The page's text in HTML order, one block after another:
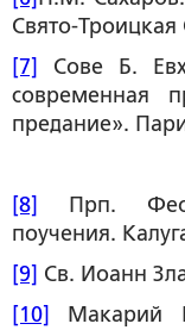
Свято-Троицкая
[7]
Сове Б.
современная
предание».
[8]
Прп.
поучения.
[9] Св. Иоанн
[10]
Макарий